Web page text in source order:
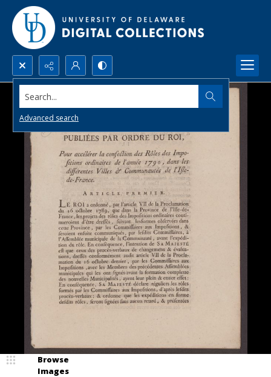
Search...
Advanced search
Browse
Images